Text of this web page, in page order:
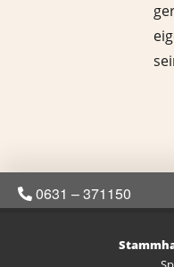
0631 – 371150